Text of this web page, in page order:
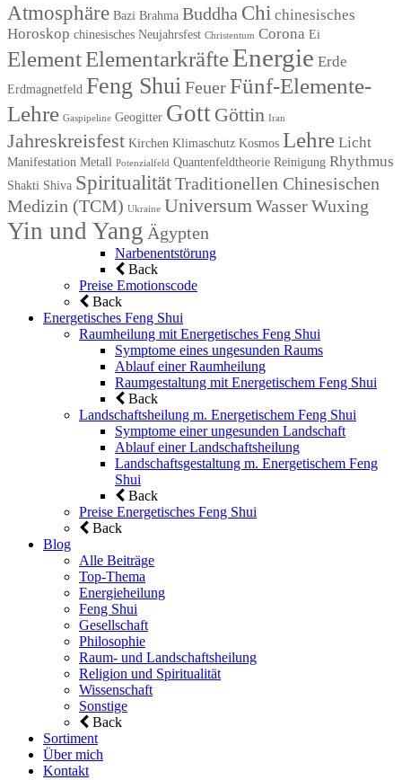
Atmosphäre Bazi Brahma Buddha Chi chinesisches
Horoskop chinesisches Neujahrsfest Christentum Corona Ei
ElementElementarkräfteEnergie Erde
Erdmagnetfeld Feng ShuiFeuerFünf-Elemente-
Lehre Gaspipeline Geogitter Gott Göttin Iran
Jahreskreisfest Kirchen Klimaschutz Kosmos Lehre Licht
Manifestation Metall Potenzialfeld Quantenfeldtheorie Reinigung Rhythmus
Shakti Shiva SpiritualitätTraditionellen Chinesischen
Medizin (TCM) Ukraine UniversumWasserWuxing
Yin und Yang Ägypten
Narbenentstörung
Back
Preise Emotionscode
Back
Energetisches Feng Shui
Raumheilung mit Energetisches Feng Shui
Symptome eines ungesunden Raums
Ablauf einer Raumheilung
Raumgestaltung mit Energetischem Feng Shui
Back
Landschaftsheilung m. Energetischem Feng Shui
Symptome einer ungesunden Landschaft
Ablauf einer Landschaftsheilung
Landschaftsgestaltung m. Energetischem Feng
Shui
Back
Preise Energetisches Feng Shui
Back
Blog
Alle Beiträge
Top-Thema
Energieheilung
Feng Shui
Gesellschaft
Philosophie
Raum- und Landschaftsheilung
Religion und Spiritualität
Wissenschaft
Sonstige
Back
Sortiment
Über mich
Kontakt